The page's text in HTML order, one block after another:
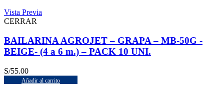
Vista Previa
CERRAR
BAILARINA AGROJET – GRAPA – MB-50G -
BEIGE- (4 a 6 m.) – PACK 10 UNI.
S/55.00
Añadir al carrito